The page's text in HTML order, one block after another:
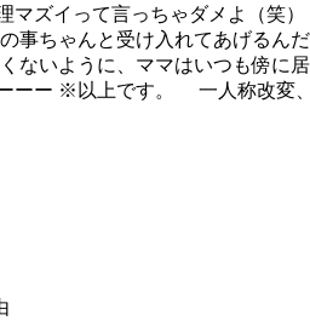
ズイって言っちゃダメよ（笑
事ちゃんと受け入れてあげる
ないように、ママはいつも傍
ーー ※以上です。 一人称改変